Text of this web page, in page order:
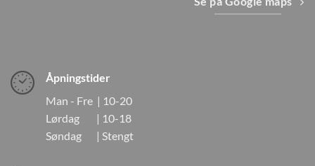
Åpningstider
Man - Fre | 10-20
Lørdag | 10-18
Søndag | Stengt